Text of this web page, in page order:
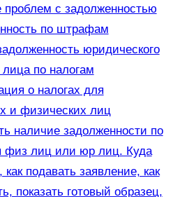
с задолженностью
по штрафам
юридического
по налогам
о налогах для
и физических лиц
наличие задолженности по
физ лиц или юр лиц. Куда
подавать заявление, как
показать готовый образец,